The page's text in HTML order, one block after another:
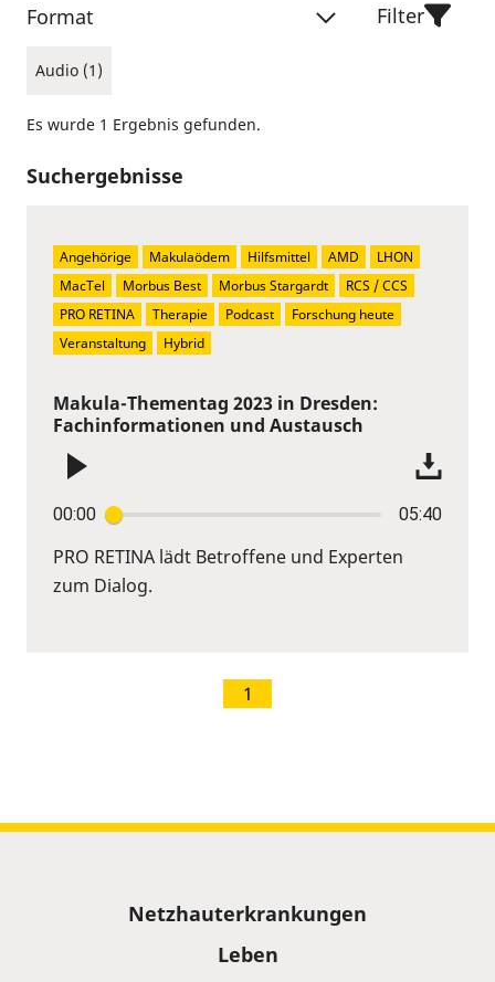
Format
Audio (1)
Filter
Es wurde 1 Ergebnis gefunden.
Suchergebnisse
Makula-Thementag 2023 in Dresden:
Fachinformationen und Austausch
00:00 05:40
PRO RETINA lädt Betroffene und Experten
zum Dialog.
Angehörige Makulaödem Hilfsmittel AMD
LHON
MacTel
Morbus Best Morbus Stargardt
RCS / CCS
PRO RETINA
Therapie Podcast
Forschung heute
Veranstaltung
Hybrid
1
Netzhauterkrankungen
Leben